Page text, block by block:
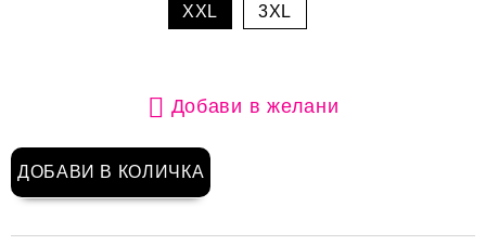
XXL 3XL
Добави в желани